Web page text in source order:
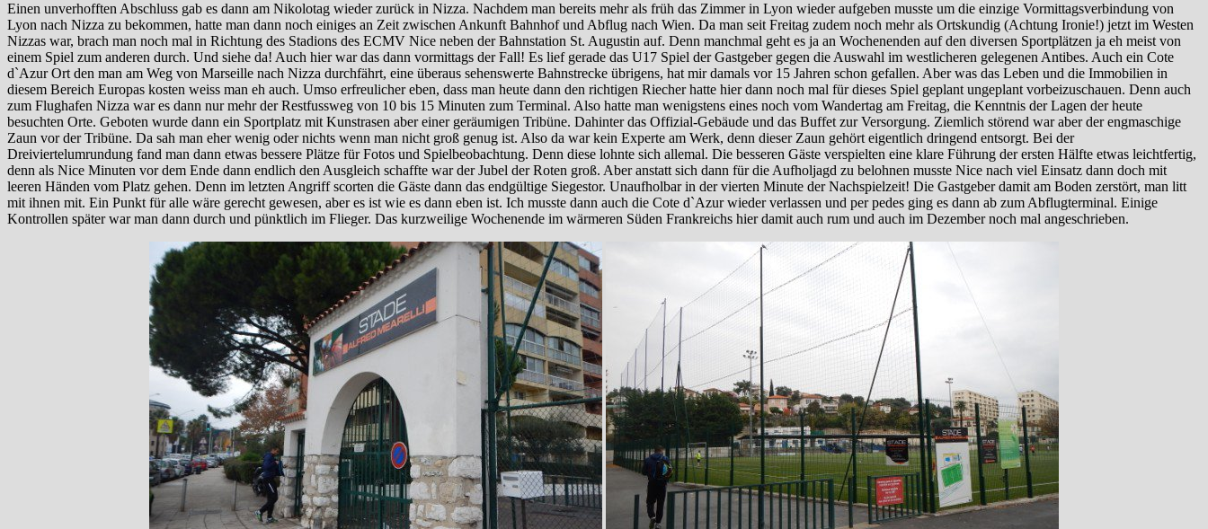
Einen unverhofften Abschluss gab es dann am Nikolotag wieder zurück in Nizza. Nachdem man bereits mehr als früh das Zimmer in Lyon wieder aufgeben musste um die einzige Vormittagsverbindung von
Lyon nach Nizza zu bekommen, hatte man dann noch einiges an Zeit zwischen Ankunft Bahnhof und Abflug nach Wien. Da man seit Freitag zudem noch mehr als Ortskundig (Achtung Ironie!) jetzt im Westen
Nizzas war, brach man noch mal in Richtung des Stadions des ECMV Nice neben der Bahnstation St. Augustin auf. Denn manchmal geht es ja an Wochenenden auf den diversen Sportplätzen ja eh meist von
einem Spiel zum anderen durch. Und siehe da! Auch hier war das dann vormittags der Fall! Es lief gerade das U17 Spiel der Gastgeber gegen die Auswahl im westlicheren gelegenen Antibes. Auch ein Cote
d`Azur Ort den man am Weg von Marseille nach Nizza durchfährt, eine überaus sehenswerte Bahnstrecke übrigens, hat mir damals vor 15 Jahren schon gefallen. Aber was das Leben und die Immobilien in
diesem Bereich Europas kosten weiss man eh auch. Umso erfreulicher eben, dass man heute dann den richtigen Riecher hatte hier dann noch mal für dieses Spiel geplant ungeplant vorbeizuschauen. Denn auch
zum Flughafen Nizza war es dann nur mehr der Restfussweg von 10 bis 15 Minuten zum Terminal. Also hatte man wenigstens eines noch vom Wandertag am Freitag, die Kenntnis der Lagen der heute
besuchten Orte. Geboten wurde dann ein Sportplatz mit Kunstrasen aber einer geräumigen Tribüne. Dahinter das Offizial-Gebäude und das Buffet zur Versorgung. Ziemlich störend war aber der engmaschige
Zaun vor der Tribüne. Da sah man eher wenig oder nichts wenn man nicht groß genug ist. Also da war kein Experte am Werk, denn dieser Zaun gehört eigentlich dringend entsorgt. Bei der
Dreiviertelumrundung fand man dann etwas bessere Plätze für Fotos und Spielbeobachtung. Denn diese lohnte sich allemal. Die besseren Gäste verspielten eine klare Führung der ersten Hälfte etwas leichtfertig,
denn als Nice Minuten vor dem Ende dann endlich den Ausgleich schaffte war der Jubel der Roten groß. Aber anstatt sich dann für die Aufholjagd zu belohnen musste Nice nach viel Einsatz dann doch mit
leeren Händen vom Platz gehen. Denn im letzten Angriff scorten die Gäste dann das endgültige Siegestor. Unaufholbar in der vierten Minute der Nachspielzeit! Die Gastgeber damit am Boden zerstört, man litt
mit ihnen mit. Ein Punkt für alle wäre gerecht gewesen, aber es ist wie es dann eben ist. Ich musste dann auch die Cote d`Azur wieder verlassen und per pedes ging es dann ab zum Abflugterminal. Einige
Kontrollen später war man dann durch und pünktlich im Flieger. Das kurzweilige Wochenende im wärmeren Süden Frankreichs hier damit auch rum und auch im Dezember noch mal angeschrieben.